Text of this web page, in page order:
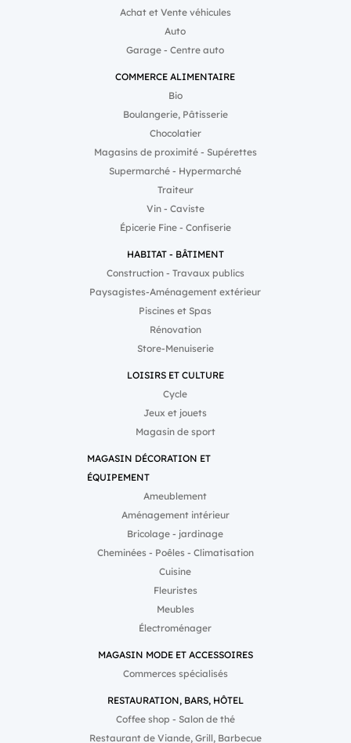
Achat et Vente véhicules
Auto
Garage - Centre auto
COMMERCE ALIMENTAIRE
Bio
Boulangerie, Pâtisserie
Chocolatier
Magasins de proximité - Supérettes
Supermarché - Hypermarché
Traiteur
Vin - Caviste
Épicerie Fine - Confiserie
HABITAT - BÂTIMENT
Construction - Travaux publics
Paysagistes-Aménagement extérieur
Piscines et Spas
Rénovation
Store-Menuiserie
LOISIRS ET CULTURE
Cycle
Jeux et jouets
Magasin de sport
MAGASIN DÉCORATION ET
ÉQUIPEMENT
Ameublement
Aménagement intérieur
Bricolage - jardinage
Cheminées - Poêles - Climatisation
Cuisine
Fleuristes
Meubles
Électroménager
MAGASIN MODE ET ACCESSOIRES
Commerces spécialisés
RESTAURATION, BARS, HÔTEL
Coffee shop - Salon de thé
Restaurant de Viande, Grill, Barbecue